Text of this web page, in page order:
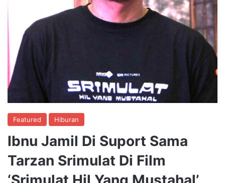
Featured Hiburan
Ibnu Jamil Di Suport Sama
Tarzan Srimulat Di Film